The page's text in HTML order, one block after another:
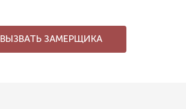
ВЫЗВАТЬ ЗАМЕРЩИКА